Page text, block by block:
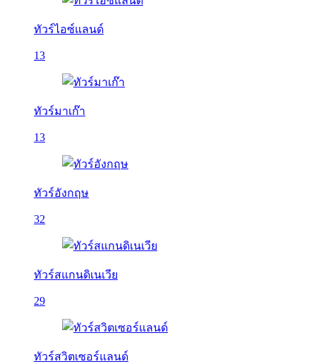
ทัวร์ไอซ์แลนด์
13
ทัวร์มาเก๊า
13
ทัวร์อังกฤษ
32
ทัวร์สแกนดิเนเวีย
29
ทัวร์สวิตเซอร์แลนด์